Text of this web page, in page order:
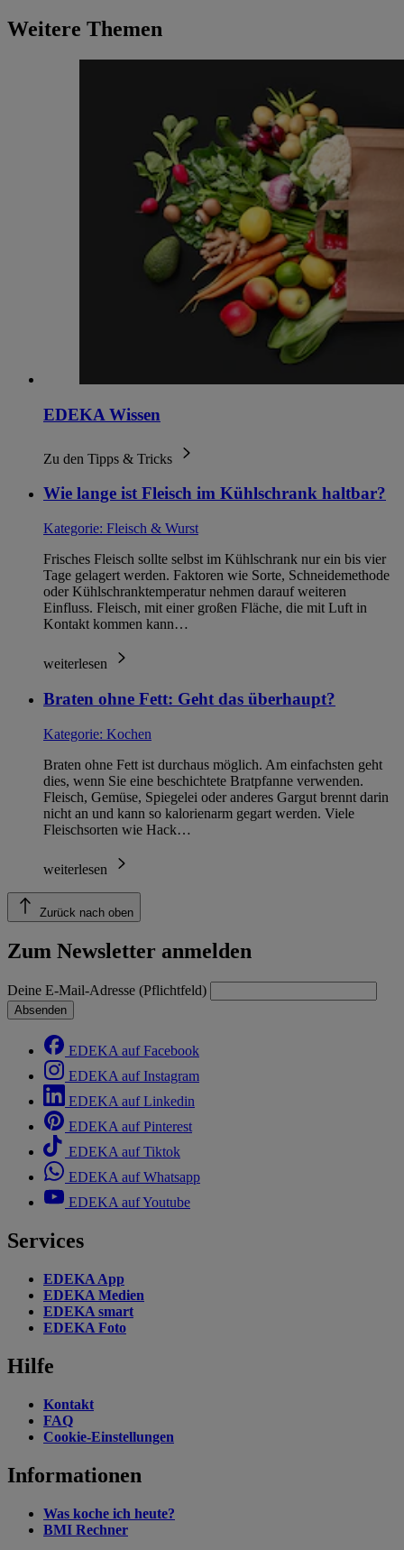
Weitere Themen
EDEKA Wissen
Zu den Tipps & Tricks
Wie lange ist Fleisch im Kühlschrank haltbar?
Kategorie: Fleisch & Wurst
Frisches Fleisch sollte selbst im Kühlschrank nur ein bis vier
Tage gelagert werden. Faktoren wie Sorte, Schneidemethode
oder Kühlschranktemperatur nehmen darauf weiteren
Einfluss. Fleisch, mit einer großen Fläche, die mit Luft in
Kontakt kommen kann…
weiterlesen
Braten ohne Fett: Geht das überhaupt?
Kategorie: Kochen
Braten ohne Fett ist durchaus möglich. Am einfachsten geht
dies, wenn Sie eine beschichtete Bratpfanne verwenden.
Fleisch, Gemüse, Spiegelei oder anderes Gargut brennt darin
nicht an und kann so kalorienarm gegart werden. Viele
Fleischsorten wie Hack…
weiterlesen
Zurück nach oben
Zum Newsletter anmelden
Deine E-Mail-Adresse (Pflichtfeld)
Absenden
EDEKA auf Facebook
EDEKA auf Instagram
EDEKA auf Linkedin
EDEKA auf Pinterest
EDEKA auf Tiktok
EDEKA auf Whatsapp
EDEKA auf Youtube
Services
EDEKA App
EDEKA Medien
EDEKA smart
EDEKA Foto
Hilfe
Kontakt
FAQ
Cookie-Einstellungen
Informationen
Was koche ich heute?
BMI Rechner